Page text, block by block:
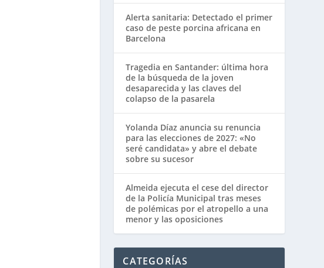
Alerta sanitaria: Detectado el primer
caso de peste porcina africana en
Barcelona
Tragedia en Santander: última hora
de la búsqueda de la joven
desaparecida y las claves del
colapso de la pasarela
Yolanda Díaz anuncia su renuncia
para las elecciones de 2027: «No
seré candidata» y abre el debate
sobre su sucesor
Almeida ejecuta el cese del director
de la Policía Municipal tras meses
de polémicas por el atropello a una
menor y las oposiciones
CATEGORÍAS